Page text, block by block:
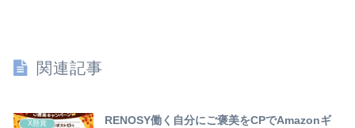
関連記事
X懸賞
RENOSY働く自分にご褒美をCPでAmazonギ